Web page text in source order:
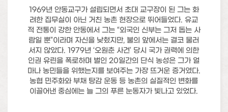
1969년 안동교구가 설립되면서 초대 교구장이 된 그는 화
려한 집무실이 아닌 거친 농촌 현장으로 뛰어들었다. 유교
적 전통이 강한 안동에서 그는 “외국인 신부는 그저 돕는 사
람일 뿐”이라며 자신을 낮췄지만, 불의 앞에서는 결코 물러
서지 않았다. 1979년 ‘오원춘 사건’ 당시 국가 권력에 의한
인권 유린을 폭로하며 벌인 20일간의 단식 농성은 그가 얼
마나 농민들을 위했는지를 보여주는 가장 뜨거운 증거였다.
농협 민주화와 부채 탕감 운동 등 농촌의 실질적인 변화를
이끌어낸 중심에는 늘 그의 푸른 눈동자가 빛나고 있었다.